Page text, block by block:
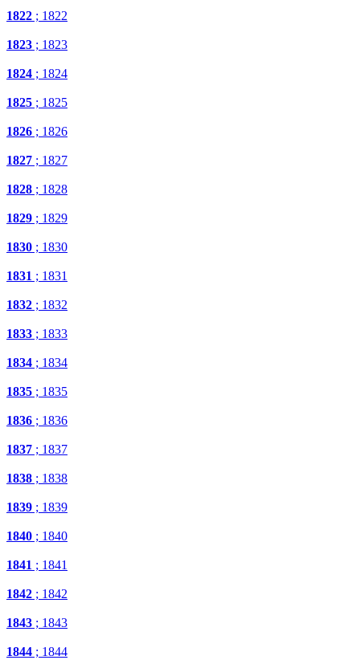
1822 ; 1822
1823 ; 1823
1824 ; 1824
1825 ; 1825
1826 ; 1826
1827 ; 1827
1828 ; 1828
1829 ; 1829
1830 ; 1830
1831 ; 1831
1832 ; 1832
1833 ; 1833
1834 ; 1834
1835 ; 1835
1836 ; 1836
1837 ; 1837
1838 ; 1838
1839 ; 1839
1840 ; 1840
1841 ; 1841
1842 ; 1842
1843 ; 1843
1844 ; 1844